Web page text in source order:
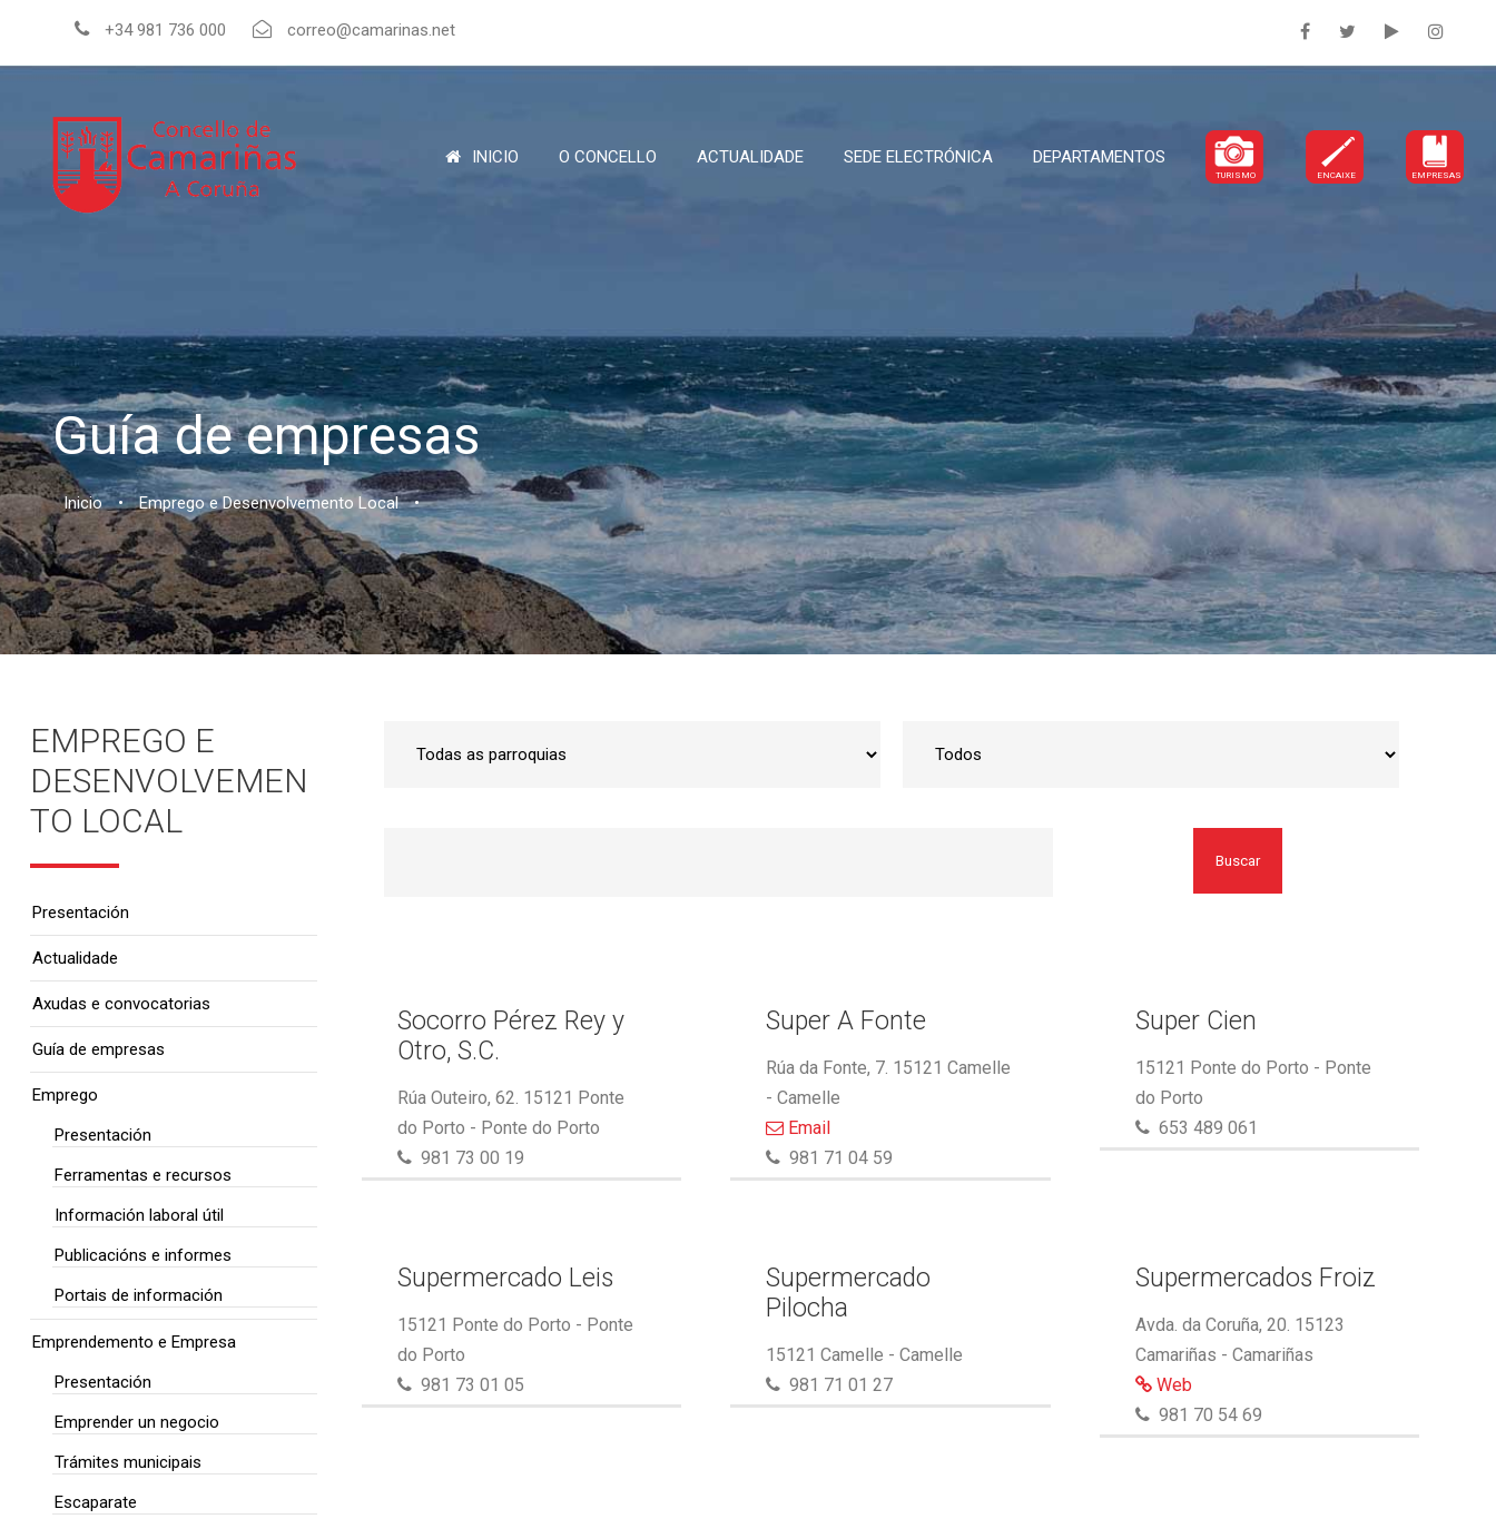
+34 981 736 000 correo@camarinas.net
INICIO O CONCELLO ACTUALIDADE SEDE ELECTRÓNICA DEPARTAMENTOS
TURISMO ENCAIXE EMPRESAS
Guía de empresas
Inicio • Emprego e Desenvolvemento Local •
Buscar
Socorro Pérez Rey y
Otro, S.C.
Rúa Outeiro, 62. 15121 Ponte
do Porto - Ponte do Porto
981 73 00 19
Super A Fonte
Rúa da Fonte, 7. 15121 Camelle
- Camelle
Email
981 71 04 59
Super Cien
15121 Ponte do Porto - Ponte
do Porto
653 489 061
Supermercado Leis
15121 Ponte do Porto - Ponte
do Porto
981 73 01 05
Supermercado
Pilocha
15121 Camelle - Camelle
981 71 01 27
Supermercados Froiz
Avda. da Coruña, 20. 15123
Camariñas - Camariñas
Web
981 70 54 69
EMPREGO E
DESENVOLVEMEN
TO LOCAL
Presentación
Actualidade
Axudas e convocatorias
Guía de empresas
Emprego
Presentación
Ferramentas e recursos
Información laboral útil
Publicacións e informes
Portais de información
Emprendemento e Empresa
Presentación
Emprender un negocio
Trámites municipais
Escaparate